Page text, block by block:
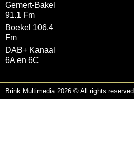
Gemert-Bakel
91.1 Fm
Boekel 106.4
Fm
DAB+ Kanaal
6A en 6C
Brink Multimedia 2026 © All rights reserved